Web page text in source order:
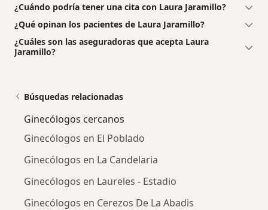
¿Cuándo podría tener una cita con Laura Jaramillo?
¿Qué opinan los pacientes de Laura Jaramillo?
¿Cuáles son las aseguradoras que acepta Laura
Jaramillo?
Búsquedas relacionadas
Ginecólogos cercanos
Ginecólogos en El Poblado
Ginecólogos en La Candelaria
Ginecólogos en Laureles - Estadio
Ginecólogos en Cerezos De La Abadis